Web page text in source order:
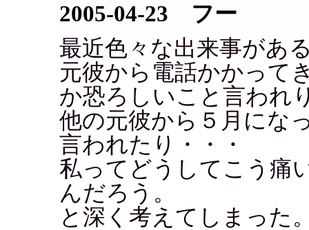
2005-04-23 フー
最近色々な出来事があ
元彼から電話かかって
か恐ろしいこと言われ
他の元彼から５月にな
言われたり・・・
私ってどうしてこう痛
んだろう。
と深く考えてしまった